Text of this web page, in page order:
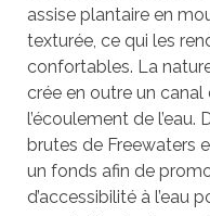
assise plantaire en
texturée, ce qui les
confortables. La
crée en outre un canal
l’écoulement de l’eau.
brutes de Freewaters
un fonds afin de
d’accessibilité à l’eau